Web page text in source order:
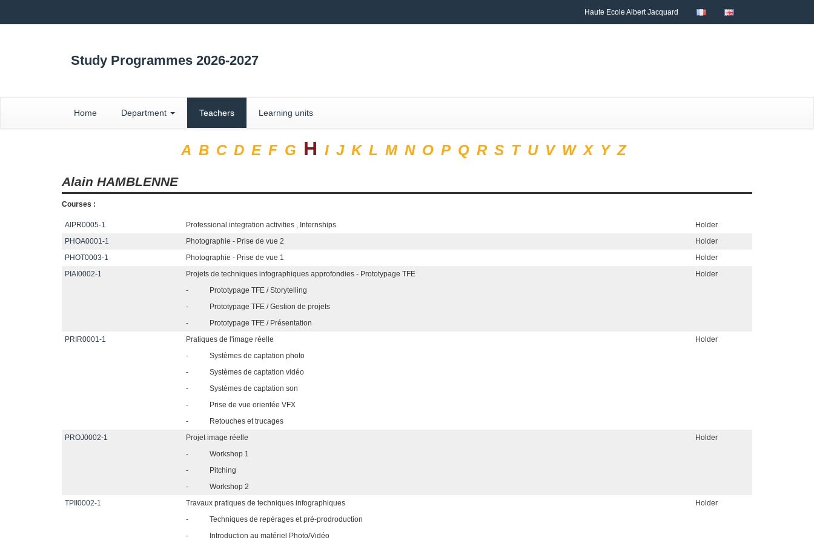
Haute Ecole Albert Jacquard
Study Programmes 2026-2027
Home Department Teachers Learning units
A B C D E F G H I J K L M N O P Q R S T U V W X Y Z
Alain HAMBLENNE
Courses :
AIPR0005-1 Professional integration activities , Internships
Holder
PHOA0001-1
Photographie - Prise de vue 2
Holder
PHOT0003-1
Photographie - Prise de vue 1
Holder
PIAI0002-1
Projets de techniques infographiques approfondies - Prototypage TFE
Holder
-
Prototypage TFE / Storytelling
-
Prototypage TFE / Gestion de projets
-
Prototypage TFE / Présentation
PRIR0001-1
Pratiques de l'image réelle
Holder
-
Systèmes de captation photo
-
Systèmes de captation vidéo
-
Systèmes de captation son
-
Prise de vue orientée VFX
-
Retouches et trucages
PROJ0002-1
Projet image réelle
Holder
-
Workshop 1
-
Pitching
-
Workshop 2
TPII0002-1
Travaux pratiques de techniques infographiques
Holder
-
Techniques de repérages et pré-prodroduction
-
Introduction au matériel Photo/Vidéo